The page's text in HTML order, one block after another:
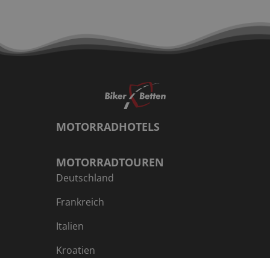
MOTORRADHOTELS
MOTORRADTOUREN
Deutschland
Frankreich
Italien
Kroatien